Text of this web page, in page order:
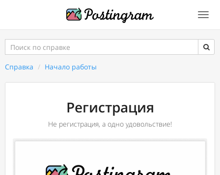
Поиск
по
справке
Справка Начало работы
Регистрация
Не регистрация, а одно удовольствие!